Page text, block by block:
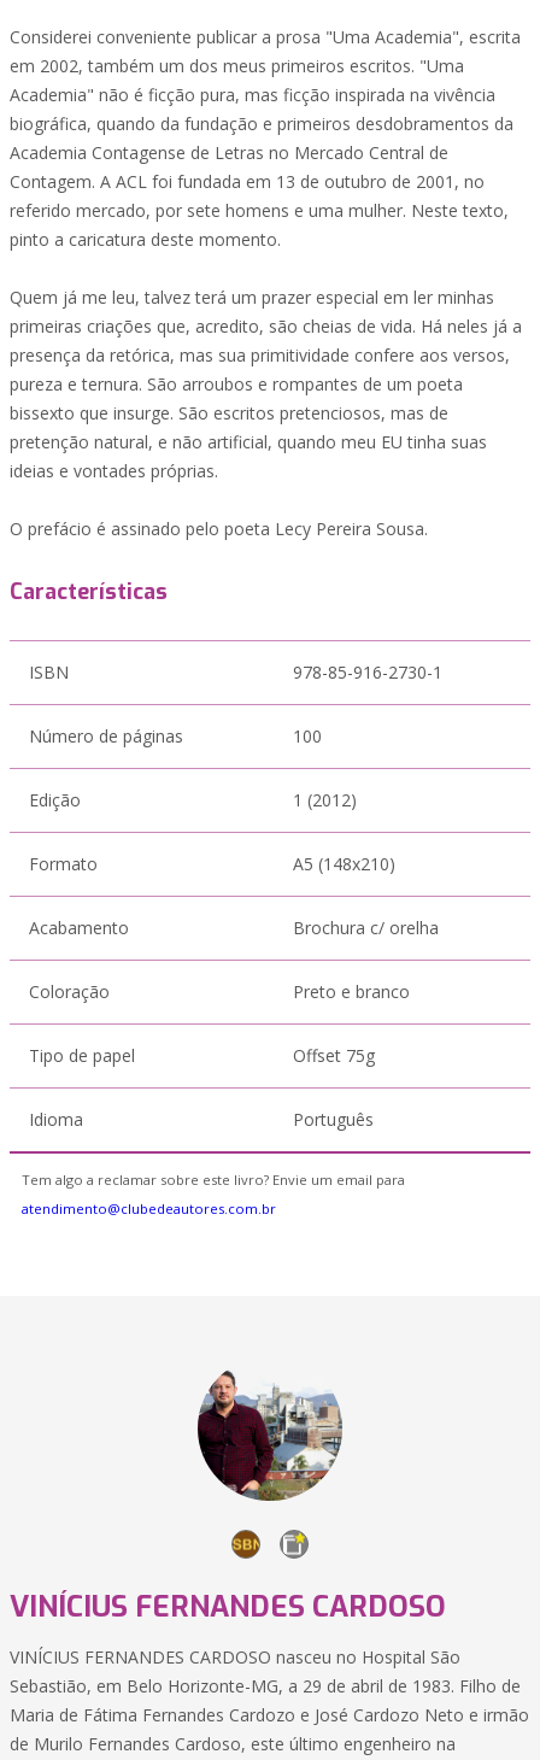
Considerei conveniente publicar a prosa "Uma Academia", escrita
em 2002, também um dos meus primeiros escritos. "Uma
Academia" não é ficção pura, mas ficção inspirada na vivência
biográfica, quando da fundação e primeiros desdobramentos da
Academia Contagense de Letras no Mercado Central de
Contagem. A ACL foi fundada em 13 de outubro de 2001, no
referido mercado, por sete homens e uma mulher. Neste texto,
pinto a caricatura deste momento.
Quem já me leu, talvez terá um prazer especial em ler minhas
primeiras criações que, acredito, são cheias de vida. Há neles já a
presença da retórica, mas sua primitividade confere aos versos,
pureza e ternura. São arroubos e rompantes de um poeta
bissexto que insurge. São escritos pretenciosos, mas de
pretenção natural, e não artificial, quando meu EU tinha suas
ideias e vontades próprias.
O prefácio é assinado pelo poeta Lecy Pereira Sousa.
Características
ISBN 978-85-916-2730-1
Número de páginas 100
Edição 1 (2012)
Formato A5 (148x210)
Acabamento Brochura c/ orelha
Coloração Preto e branco
Tipo de papel Offset 75g
Idioma Português
Tem algo a reclamar sobre este livro? Envie um email para
atendimento@clubedeautores.com.br
VINÍCIUS FERNANDES CARDOSO
VINÍCIUS FERNANDES CARDOSO nasceu no Hospital São
Sebastião, em Belo Horizonte-MG, a 29 de abril de 1983. Filho de
Maria de Fátima Fernandes Cardozo e José Cardozo Neto e irmão
de Murilo Fernandes Cardoso, este último engenheiro na